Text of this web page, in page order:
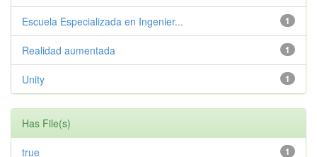
1
Escuela Especializada en Ingenier...
1
Realidad aumentada
1
Unity
Has File(s)
1
true